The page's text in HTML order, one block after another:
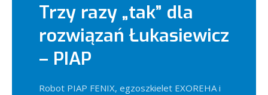
Trzy razy „tak” dla
rozwiązań Łukasiewicz
– PIAP
Robot PIAP FENIX, egzoszkielet EXOREHA i